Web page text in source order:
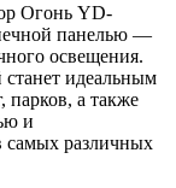
Огонь YD-
панелью —
освещения.
идеальным
парков, а также
и
самых различных